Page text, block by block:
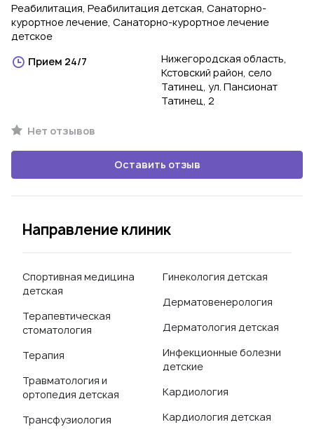
Реабилитация, Реабилитация детская, Санаторно-
курортное лечение, Санаторно-курортное лечение
детское
Прием 24/7
Нижегородская область,
Кстовский район, село
Татинец, ул. Пансионат
Татинец, 2
Нет отзывов
Оставить отзыв
Направление клиник
Спортивная медицина
детская
Терапевтическая
стоматология
Терапия
Травматология и
ортопедия детская
Трансфузиология
Гинекология детская
Дерматовенерология
Дерматология детская
Инфекционные болезни
детские
Кардиология
Кардиология детская